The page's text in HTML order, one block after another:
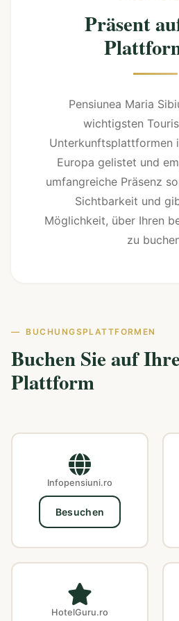
Präsent
Pensiunea Maria
wichtigsten
Unterkunftsplattformen
Europa gelistet und
umfangreiche Präsenz
Sichtbarkeit und
Möglichkeit, über Ihren
zu
BUCHUNGSPLATTFORMEN
Buchen Sie auf
Plattform
Infopensiuni.ro
Besuchen
HotelGuru.ro